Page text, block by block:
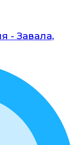
- Завала,